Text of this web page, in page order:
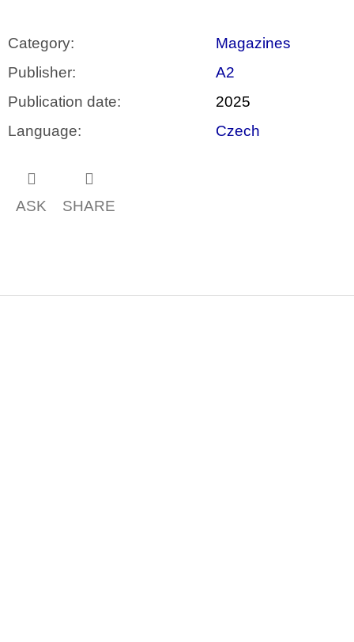
Category:
Magazines
Publisher:
A2
Publication date:
2025
Language: Czech
ASK SHARE